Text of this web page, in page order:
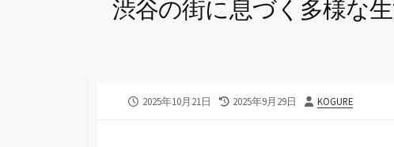
渋谷の街に息づく多様な
公
2025年10月21日
最
2025年9月29日
投
KOGURE